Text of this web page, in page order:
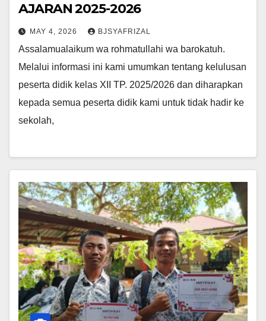
AJARAN 2025-2026
MAY 4, 2026 BJSYAFRIZAL
Assalamualaikum wa rohmatullahi wa barokatuh.
Melalui informasi ini kami umumkan tentang kelulusan
peserta didik kelas XII TP. 2025/2026 dan diharapkan
kepada semua peserta didik kami untuk tidak hadir ke
sekolah,